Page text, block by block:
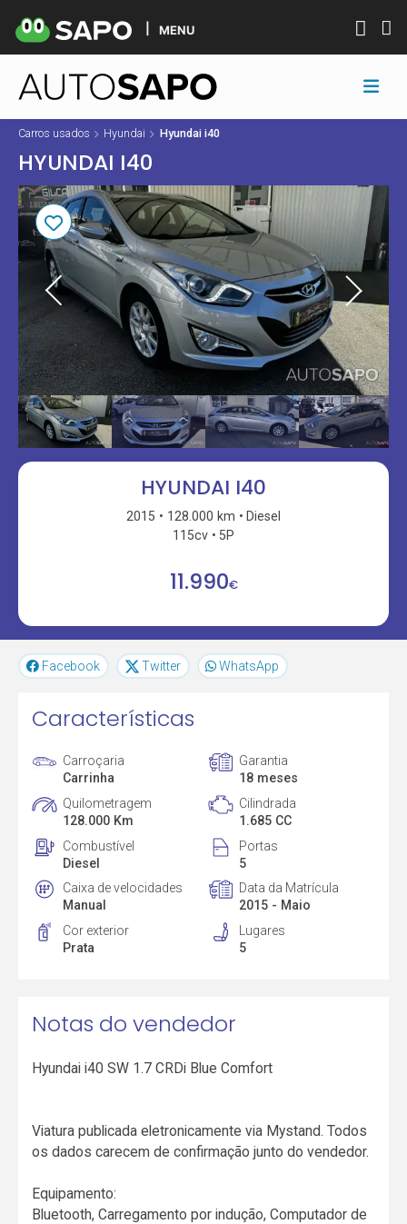
MENU
Carros usados Hyundai Hyundai i40
HYUNDAI I40
HYUNDAI I40
2015 128.000 km
Diesel
115cv
5P
11.990€
Facebook Twitter WhatsApp
Características
Carroçaria
Carrinha
Garantia
18 meses
Quilometragem
128.000 Km
Cilindrada
1.685 CC
Combustível
Diesel
Portas
5
Caixa de velocidades
Manual
Data da Matrícula
2015 - Maio
Cor exterior
Prata
Lugares
5
Notas do vendedor
Hyundai i40 SW 1.7 CRDi Blue Comfort
Viatura publicada eletronicamente via Mystand. Todos
os dados carecem de confirmação junto do vendedor.
Equipamento:
Bluetooth, Carregamento por indução, Computador de